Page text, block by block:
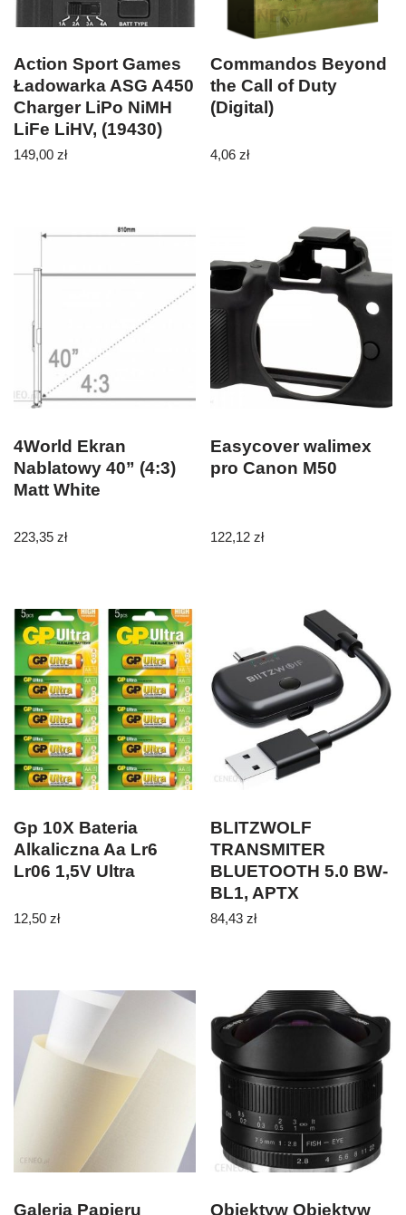
Action Sport Games
Ładowarka ASG A450
Charger LiPo NiMH
LiFe LiHV, (19430)
149,00 zł
Commandos Beyond
the Call of Duty
(Digital)
4,06zł
4World Ekran
Nablatowy 40” (4:3)
Matt White
223,35 zł
Easycover walimex
pro Canon M50
122,12zł
Gp 10X Bateria
Alkaliczna Aa Lr6
Lr06 1,5V Ultra
12,50 zł
BLITZWOLF
TRANSMITER
BLUETOOTH 5.0 BW-
BL1, APTX
84,43zł
Galeria Papieru Obiektyw Obiektyw